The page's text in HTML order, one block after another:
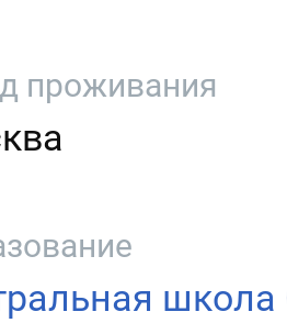
проживания
школа